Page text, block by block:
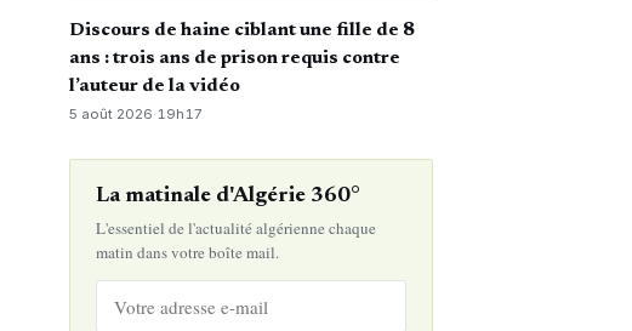
Discours de haine ciblant une fille de 8
ans : trois ans de prison requis contre
l’auteur de la vidéo
5 août 2026· 19h17
La matinale d'Algérie 360°
L'essentiel de l'actualité algérienne chaque
matin dans votre boîte mail.